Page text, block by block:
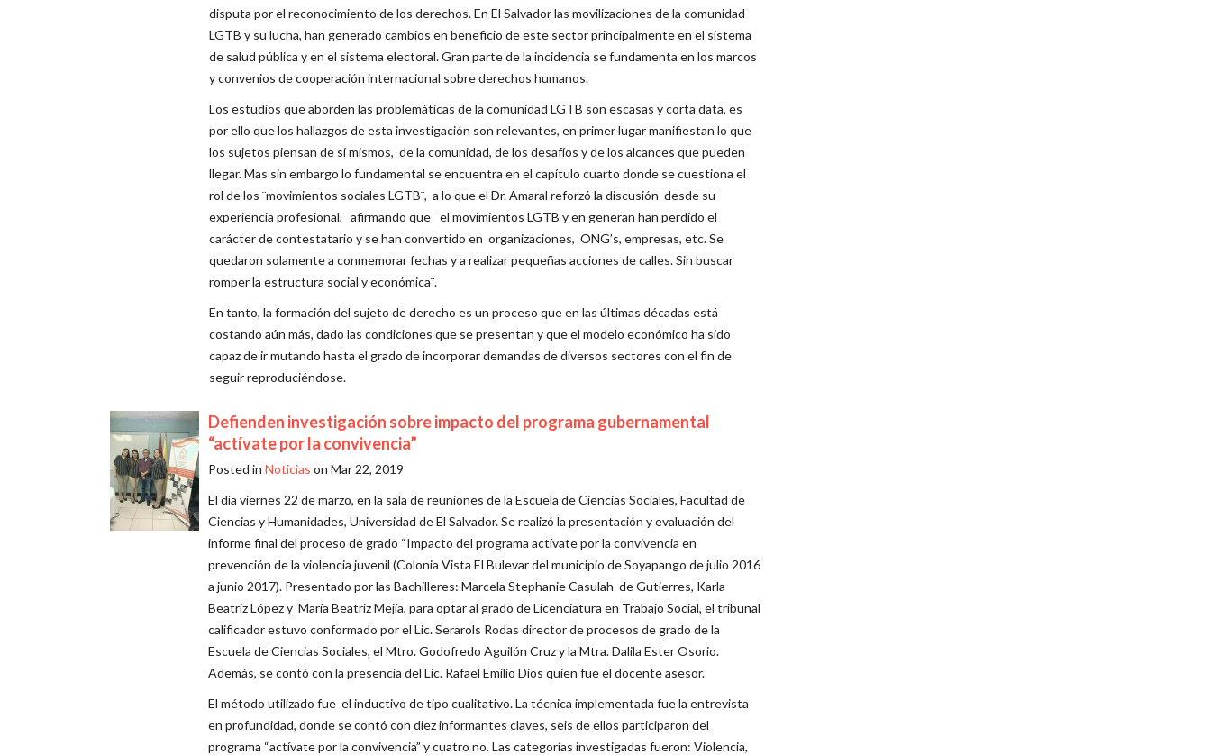
disputa por el reconocimiento de los derechos. En El Salvador las movilizaciones de la comunidad
LGTB y su lucha, han generado cambios en beneficio de este sector principalmente en el sistema
de salud pública y en el sistema electoral. Gran parte de la incidencia se fundamenta en los marcos
y convenios de cooperación internacional sobre derechos humanos.
Los estudios que aborden las problemáticas de la comunidad LGTB son escasas y corta data, es
por ello que los hallazgos de esta investigación son relevantes, en primer lugar manifiestan lo que
los sujetos piensan de sí mismos, de la comunidad, de los desafíos y de los alcances que pueden
llegar. Mas sin embargo lo fundamental se encuentra en el capítulo cuarto donde se cuestiona el
rol de los ¨movimientos sociales LGTB¨, a lo que el Dr. Amaral reforzó la discusión desde su
experiencia profesional, afirmando que ¨el movimientos LGTB y en generan han perdido el
carácter de contestatario y se han convertido en organizaciones, ONG’s, empresas, etc. Se
quedaron solamente a conmemorar fechas y a realizar pequeñas acciones de calles. Sin buscar
romper la estructura social y económica¨.
En tanto, la formación del sujeto de derecho es un proceso que en las últimas décadas está
costando aún más, dado las condiciones que se presentan y que el modelo económico ha sido
capaz de ir mutando hasta el grado de incorporar demandas de diversos sectores con el fin de
seguir reproduciéndose.
Defienden investigación sobre impacto del programa gubernamental
“actívate por la convivencia”
Posted in Noticias on Mar 22, 2019
El día viernes 22 de marzo, en la sala de reuniones de la Escuela de Ciencias Sociales, Facultad de
Ciencias y Humanidades, Universidad de El Salvador. Se realizó la presentación y evaluación del
informe final del proceso de grado “Impacto del programa actívate por la convivencia en
prevención de la violencia juvenil (Colonia Vista El Bulevar del municipio de Soyapango de julio 2016
a junio 2017). Presentado por las Bachilleres: Marcela Stephanie Casulah de Gutierres, Karla
Beatriz López y María Beatriz Mejía, para optar al grado de Licenciatura en Trabajo Social, el tribunal
calificador estuvo conformado por el Lic. Serarols Rodas director de procesos de grado de la
Escuela de Ciencias Sociales, el Mtro. Godofredo Aguilón Cruz y la Mtra. Dalila Ester Osorio.
Además, se contó con la presencia del Lic. Rafael Emilio Dios quien fue el docente asesor.
El método utilizado fue el inductivo de tipo cualitativo. La técnica implementada fue la entrevista
en profundidad, donde se contó con diez informantes claves, seis de ellos participaron del
programa “actívate por la convivencia” y cuatro no. Las categorías investigadas fueron: Violencia,